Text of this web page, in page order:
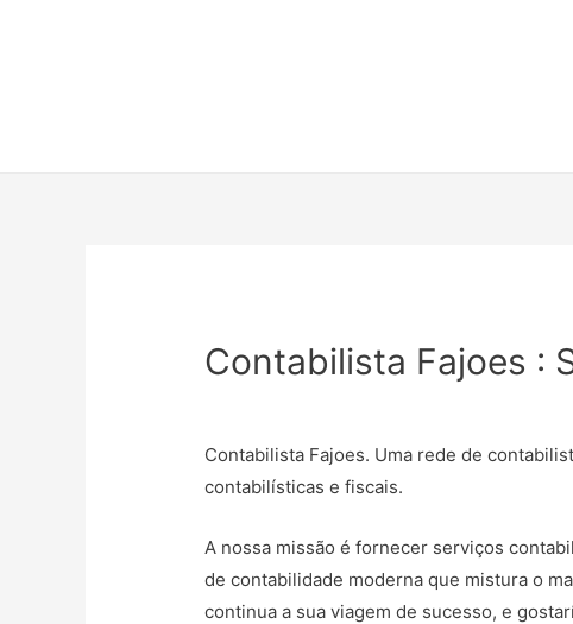
Contabilista Fajoes :
Contabilista Fajoes. Uma rede de
contabilísticas e fiscais.
A nossa missão é fornecer serviços
de contabilidade moderna que mistura o
continua a sua viagem de sucesso, e